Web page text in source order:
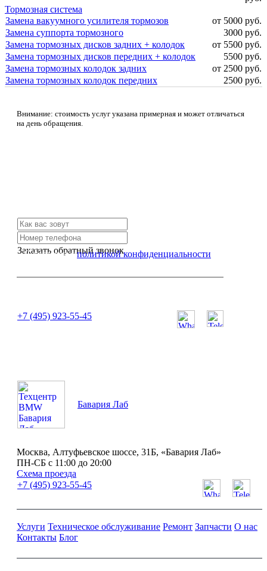
Тормозная система
Замена вакуумного усилителя тормозов
от 5000 руб.
Замена суппорта тормозного
3000 руб.
Замена тормозных дисков задних + колодок
от 5500 руб.
Замена тормозных дисков передних + колодок
5500 руб.
Замена тормозных колодок задних
от 2500 руб.
Замена тормозных колодок передних
2500 руб.
Внимание: стоимость услуг указана примерная и может отличаться
на день обращения.
Заказать обратный звонок
Я согласен сполитикой конфиденциальности
+7 (495) 923-55-45
Бавария Лаб
Москва, Алтуфьевское шоссе, 31Б, «Бавария Лаб»
ПН-СБ с 11:00 до 20:00
Схема проезда
+7 (495) 923-55-45
Услуги Техническое обслуживание Ремонт Запчасти О нас
Контакты Блог